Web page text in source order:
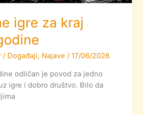
igre za kraj
/ Događaji, Najave /17/06/2026
odličan je povod za jedno
igre i dobro društvo. Bilo da